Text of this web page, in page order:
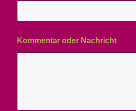
Kommentar oder Nachricht